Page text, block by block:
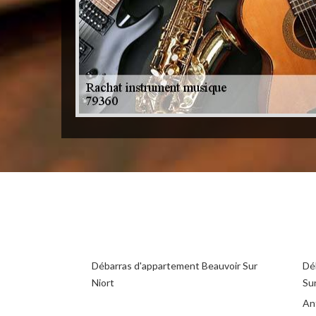
Débarras d'appartement Beauvoir Sur
Niort